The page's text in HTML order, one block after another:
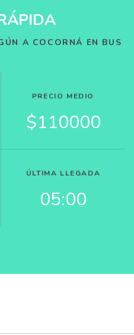
A COCORNÁ EN BUS
PRECIO MEDIO
$110000
ÚLTIMA LLEGADA
05:00